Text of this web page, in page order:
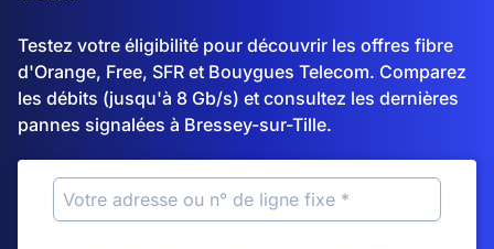
Testez votre éligibilité pour découvrir les offres fibre
d'Orange, Free, SFR et Bouygues Telecom. Comparez
les débits (jusqu'à 8 Gb/s) et consultez les dernières
pannes signalées à Bressey-sur-Tille.